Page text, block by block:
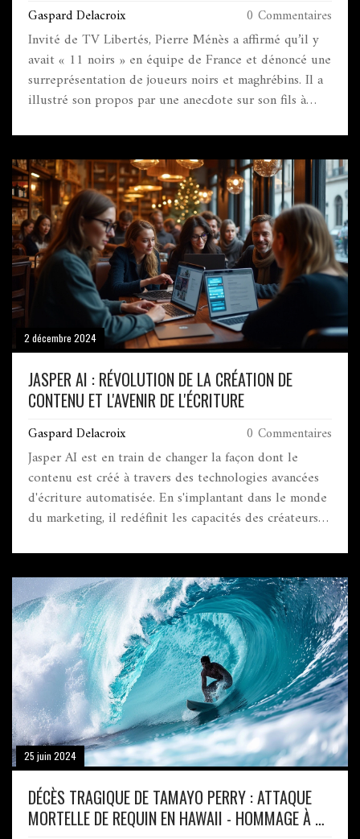
Gaspard Delacroix 0 Commentaires
Invité de TV Libertés, Pierre Ménès a affirmé qu’il y
avait « 11 noirs » en équipe de France et dénoncé une
surreprésentation de joueurs noirs et maghrébins. Il a
illustré son propos par une anecdote sur son fils à
Cissé l’a publiquement recadré. L’ex-chroniqueur de
Canal+ assume, mais divise.
2 décembre 2024
JASPER AI : RÉVOLUTION DE LA CRÉATION DE
CONTENU ET L'AVENIR DE L'ÉCRITURE
Gaspard Delacroix 0 Commentaires
Jasper AI est en train de changer la façon dont le
contenu est créé à travers des technologies avancées
d'écriture automatisée. En s'implantant dans le monde
du marketing, il redéfinit les capacités des créateurs
partage ses réflexions sur cette révolution et son
impact potentiel sur l'industrie de l'écriture. Cet
article explore comment Jasper AI façonne notre
manière d'interagir avec le contenu. Découvrez les
innovations technologiques qui repoussent les
frontières de la créativité humaine.
25 juin 2024
DÉCÈS TRAGIQUE DE TAMAYO PERRY : ATTAQUE
MORTELLE DE REQUIN EN HAWAII - HOMMAGE À UN